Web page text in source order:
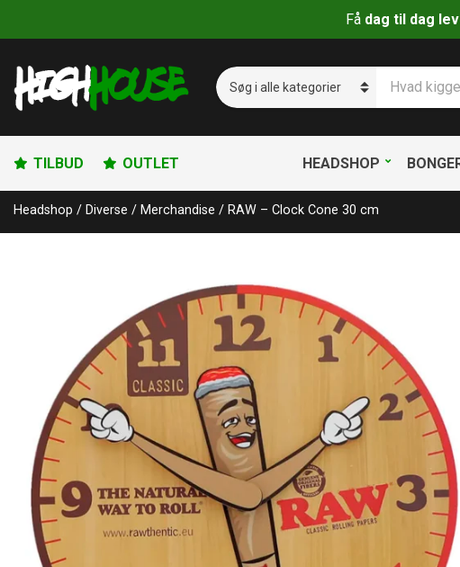
Få dag til dag
C
y
n
e
g
o
u
k
TILBUD OUTLET HEADSHOP
Headshop / Diverse / Merchandise / RAW – Clock Cone 30 cm